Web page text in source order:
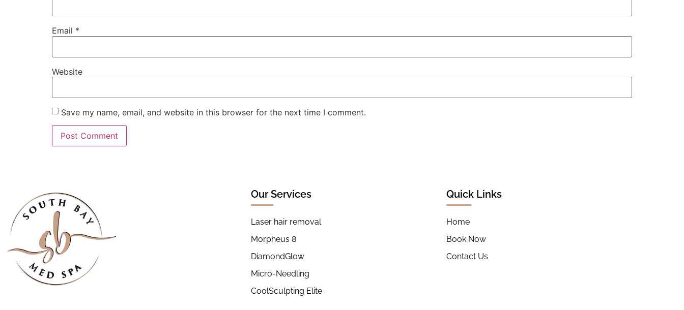
Email *
Website
Save my name, email, and website in this browser for the next time I comment.
Our Services
Laser hair removal
Morpheus 8
DiamondGlow
Micro-Needling
CoolSculpting Elite
Quick Links
Home
Book Now
Contact Us